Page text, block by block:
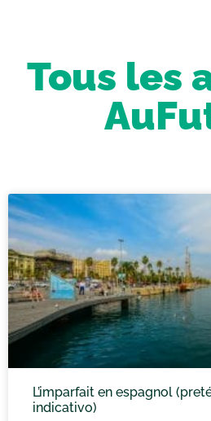
Tous les
L’imparfait en espagnol
indicativo)